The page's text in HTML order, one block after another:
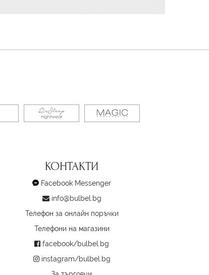
КОНТАКТИ
Facebook Messenger
info@bulbel.bg
Телефон за онлайн поръчки
Телефони на магазини
facebook/bulbel.bg
instagram/bulbel.bg